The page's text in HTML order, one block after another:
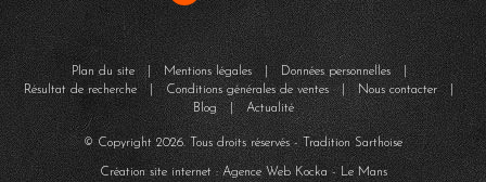
Plan du site| Mentions légales| Données personnelles|
Résultat de recherche| Conditions générales de ventes | Nous contacter|
Blog| Actualité
© Copyright2026. Tous droits réservés - Tradition Sarthoise
Création site internet : Agence WebKocka- Le Mans